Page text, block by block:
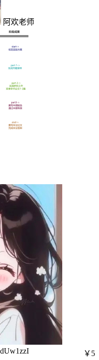
阿欢老师
￥5